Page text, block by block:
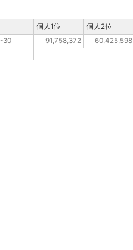
23:00 91,758,372 60,425,598
個人1位 個人2位
30